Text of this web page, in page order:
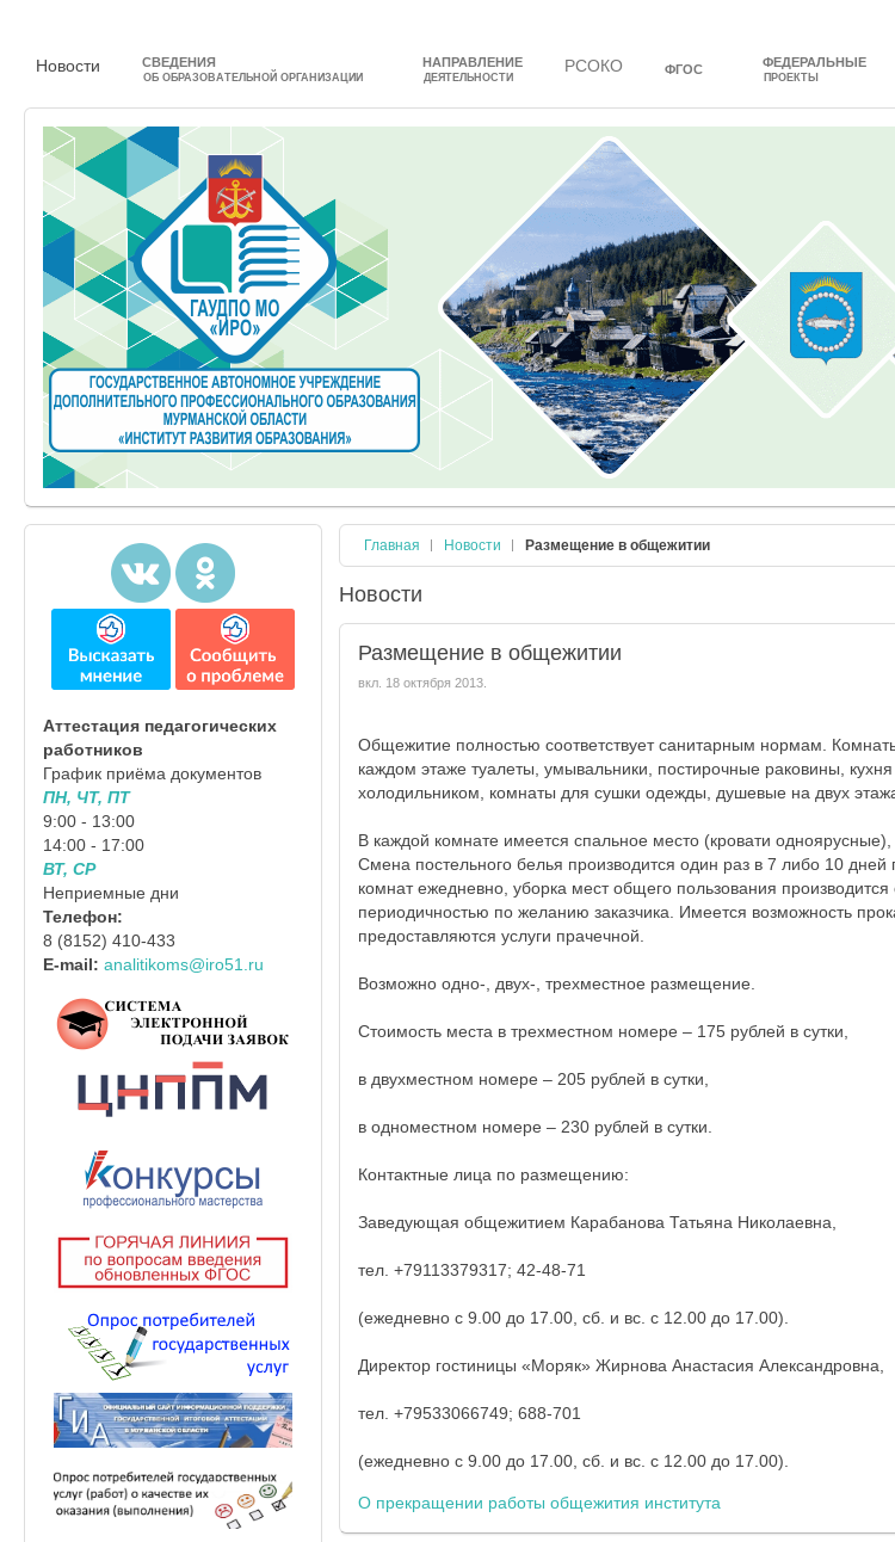
Новости СВЕДЕНИЯ
ОБ ОБРАЗОВАТЕЛЬНОЙ ОРГАНИЗАЦИИ
НАПРАВЛЕНИЕ
ДЕЯТЕЛЬНОСТИ
РСОКО ФГОС ФЕДЕРАЛЬНЫЕ
ПРОЕКТЫ
Главная Новости Размещение в общежитии
Новости
Размещение в общежитии
вкл. 18 октября 2013.
Общежитие полностью соответствует санитарным нормам.
каждом этаже туалеты, умывальники, постирочные раковины,
холодильником, комнаты для сушки одежды, душевые на двух
В каждой комнате имеется спальное место (кровати
Смена постельного белья производится один раз в 7 либо 10
комнат ежедневно, уборка мест общего пользования
периодичностью по желанию заказчика. Имеется возможность
предоставляются услуги прачечной.
Возможно одно-, двух-, трехместное размещение.
Стоимость места в трехместном номере – 175 рублей в сутки,
в двухместном номере – 205 рублей в сутки,
в одноместном номере – 230 рублей в сутки.
Контактные лица по размещению:
Заведующая общежитием Карабанова Татьяна Николаевна,
тел. +79113379317; 42-48-71
(ежедневно с 9.00 до 17.00, сб. и вс. с 12.00 до 17.00).
Директор гостиницы «Моряк» Жирнова Анастасия Александровна,
тел. +79533066749; 688-701
(ежедневно с 9.00 до 17.00, сб. и вс. с 12.00 до 17.00).
О прекращении работы общежития института
Аттестация педагогических
работников
График приёма документов
ПН, ЧТ, ПТ
9:00 - 13:00
14:00 - 17:00
ВТ, СР
Неприемные дни
Телефон:
8 (8152) 410-433
E-mail: analitikoms@iro51.ru